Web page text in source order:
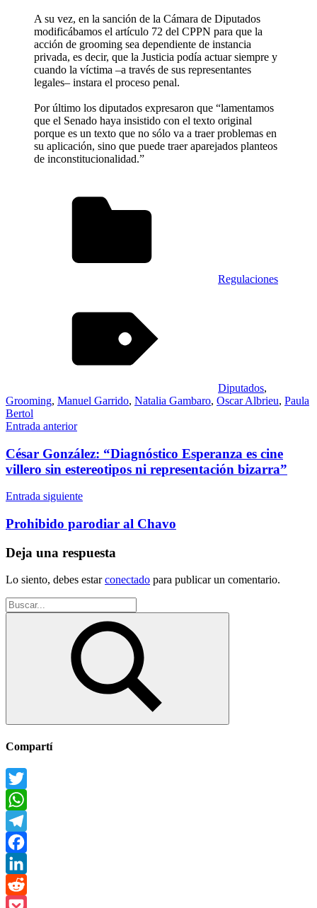
A su vez, en la sanción de la Cámara de Diputados
modificábamos el artículo 72 del CPPN para que la
acción de grooming sea dependiente de instancia
privada, es decir, que la Justicia podía actuar siempre y
cuando la víctima –a través de sus representantes
legales– instara el proceso penal.
Por último los diputados expresaron que “lamentamos
que el Senado haya insistido con el texto original
porque es un texto que no sólo va a traer problemas en
su aplicación, sino que puede traer aparejados planteos
de inconstitucionalidad.”
Regulaciones
Diputados,
Grooming, Manuel Garrido, Natalia Gambaro, Oscar Albrieu, Paula
Bertol
Navegación
de
entradas
Entrada anterior
César González: “Diagnóstico Esperanza es cine
villero sin estereotipos ni representación bizarra”
Entrada siguiente
Prohibido parodiar al Chavo
Deja una respuesta
Lo siento, debes estarconectado para publicar un comentario.
Buscar:
Buscar
Compartí
Twitter
WhatsApp
Telegram
Facebook
LinkedIn
Reddit